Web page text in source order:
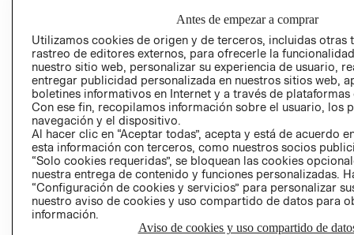
GIFT CARD
AVISO DE
Perú (S/)
CAMBIAR REGIÓN
Antes de empezar a comprar
Utilizamos cookies de origen y de terceros, incluidas otras
rastreo de editores externos, para ofrecerle la
nuestro sitio web, personalizar su experiencia de usuario,
entregar publicidad personalizada en nuestros sitios web,
boletines informativos en Internet y a través de plataformas
Con ese fin, recopilamos información sobre el usuario, los
navegación y el dispositivo.
Al hacer clic en “Aceptar todas”, acepta y está de acuerdo
esta información con terceros, como nuestros socios
“Solo cookies requeridas”, se bloquean las cookies
nuestra entrega de contenido y funciones personalizadas.
“Configuración de cookies y servicios” para personalizar
nuestro aviso de cookies y uso compartido de datos para
información.
Aviso de cookies y uso compartido de